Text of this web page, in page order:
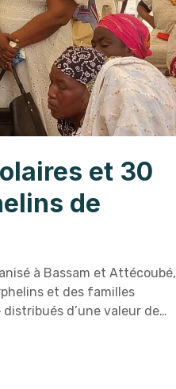
et 30
de
à Bassam et Attécoubé,
et des familles
d’une valeur de…